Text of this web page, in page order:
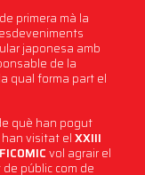
primera mà la
japonesa amb
de la
qual forma part el
què han pogut
visitat elXXIII
FICOMICvol agrair el
públic com de